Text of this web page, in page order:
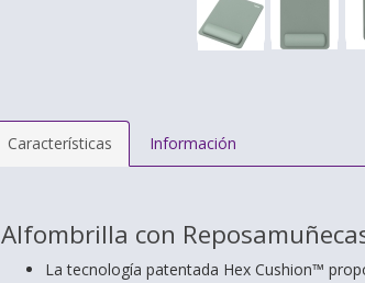
Características Información
Alfombrilla con
La tecnología patentada Hex Cushion™